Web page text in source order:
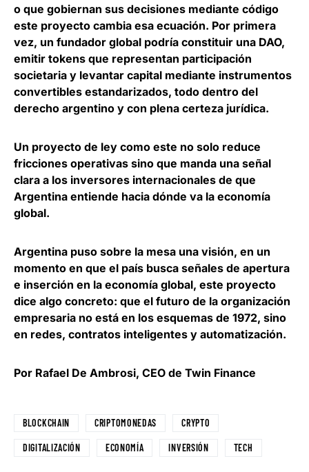
o que gobiernan sus decisiones mediante código
este proyecto cambia esa ecuación. Por primera
vez, un fundador global podría constituir una DAO,
emitir tokens que representan participación
societaria y levantar capital mediante instrumentos
convertibles estandarizados, todo dentro del
derecho argentino y con plena certeza jurídica.
Un proyecto de ley como este no solo reduce
fricciones operativas sino que manda una señal
clara a los inversores internacionales de que
Argentina entiende hacia dónde va la economía
global.
Argentina puso sobre la mesa una visión, en un
momento en que el país busca señales de apertura
e inserción en la economía global, este proyecto
dice algo concreto: que el futuro de la organización
empresaria no está en los esquemas de 1972, sino
en redes, contratos inteligentes y automatización.
Por Rafael De Ambrosi, CEO de Twin Finance
BLOCKCHAIN CRIPTOMONEDAS CRYPTO
DIGITALIZACIÓN ECONOMÍA INVERSIÓN TECH